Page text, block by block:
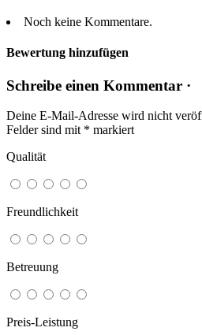
Noch keine Kommentare.
Bewertung hinzufügen
Schreibe einen Kommentar ·
Deine E-Mail-Adresse wird nicht
Felder sind mit * markiert
Qualität
Freundlichkeit
Betreuung
Preis-Leistung